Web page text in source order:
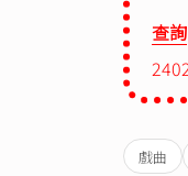
查詢
戲曲